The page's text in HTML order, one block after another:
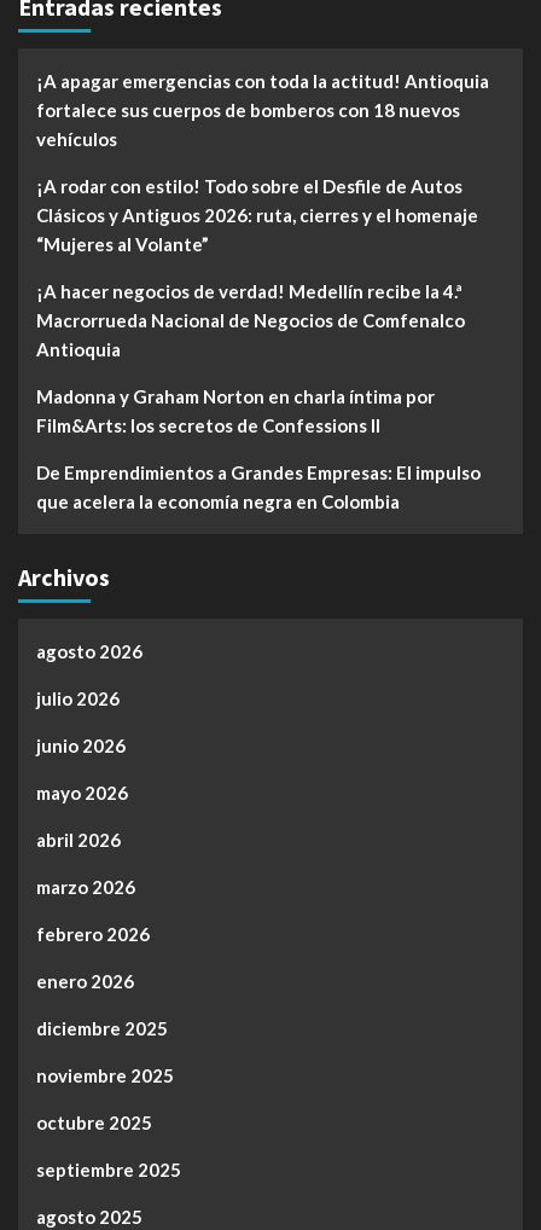
Entradas recientes
¡A apagar emergencias con toda la actitud! Antioquia
fortalece sus cuerpos de bomberos con 18 nuevos
vehículos
¡A rodar con estilo! Todo sobre el Desfile de Autos
Clásicos y Antiguos 2026: ruta, cierres y el homenaje
“Mujeres al Volante”
¡A hacer negocios de verdad! Medellín recibe la 4.ª
Macrorrueda Nacional de Negocios de Comfenalco
Antioquia
Madonna y Graham Norton en charla íntima por
Film&Arts: los secretos de Confessions II
De Emprendimientos a Grandes Empresas: El impulso
que acelera la economía negra en Colombia
Archivos
agosto 2026
julio 2026
junio 2026
mayo 2026
abril 2026
marzo 2026
febrero 2026
enero 2026
diciembre 2025
noviembre 2025
octubre 2025
septiembre 2025
agosto 2025